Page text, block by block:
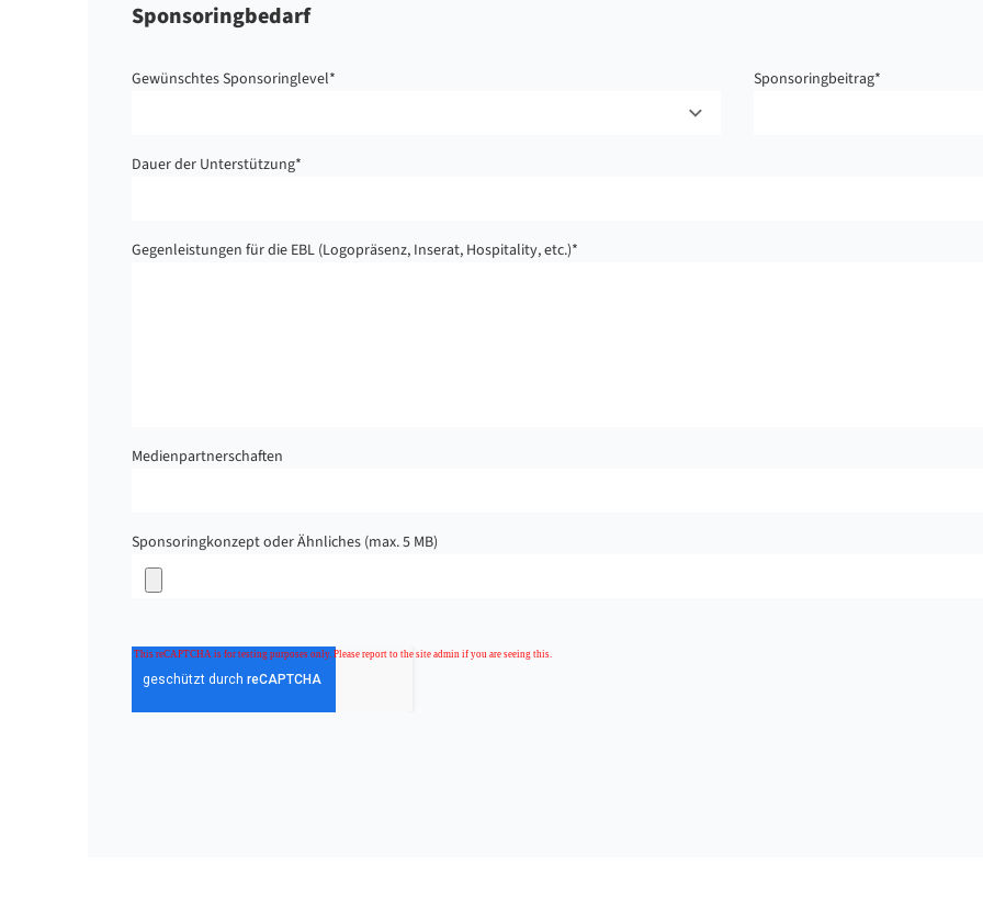
Sponsoringbedarf
Gewünschtes Sponsoringlevel* Sponsoringbeitrag*
Dauer der Unterstützung*
Gegenleistungen für die EBL (Logopräsenz, Inserat, Hospitality, etc.)*
Medienpartnerschaften
Sponsoringkonzept oder Ähnliches (max. 5 MB)